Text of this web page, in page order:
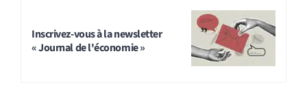
Inscrivez-vous à la newsletter
« Journal de l'économie »